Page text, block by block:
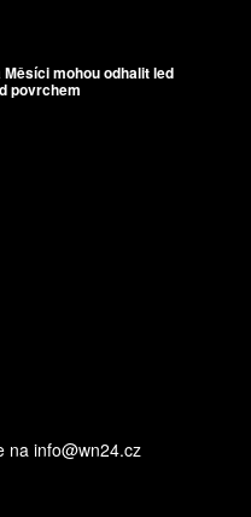
mohou odhalit led
povrchem
na info@wn24.cz